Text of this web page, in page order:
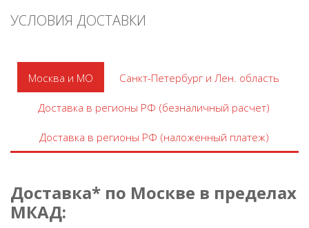
УСЛОВИЯ ДОСТАВКИ
Москва и МО Санкт-Петербург и Лен. область
Доставка в регионы РФ (безналичный расчет)
Доставка в регионы РФ (наложенный платеж)
Доставка* по Москве в пределах
МКАД: